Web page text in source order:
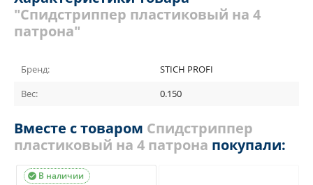
"Спидстриппер пластиковый на 4
патрона"
Бренд:
STICH PROFI
Вес:
0.150
Вместе с товаром Спидстриппер
пластиковый на 4 патрона покупали:
В наличии
